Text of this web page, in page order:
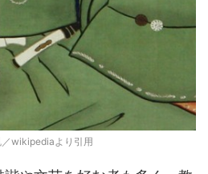
wikipediaより引用